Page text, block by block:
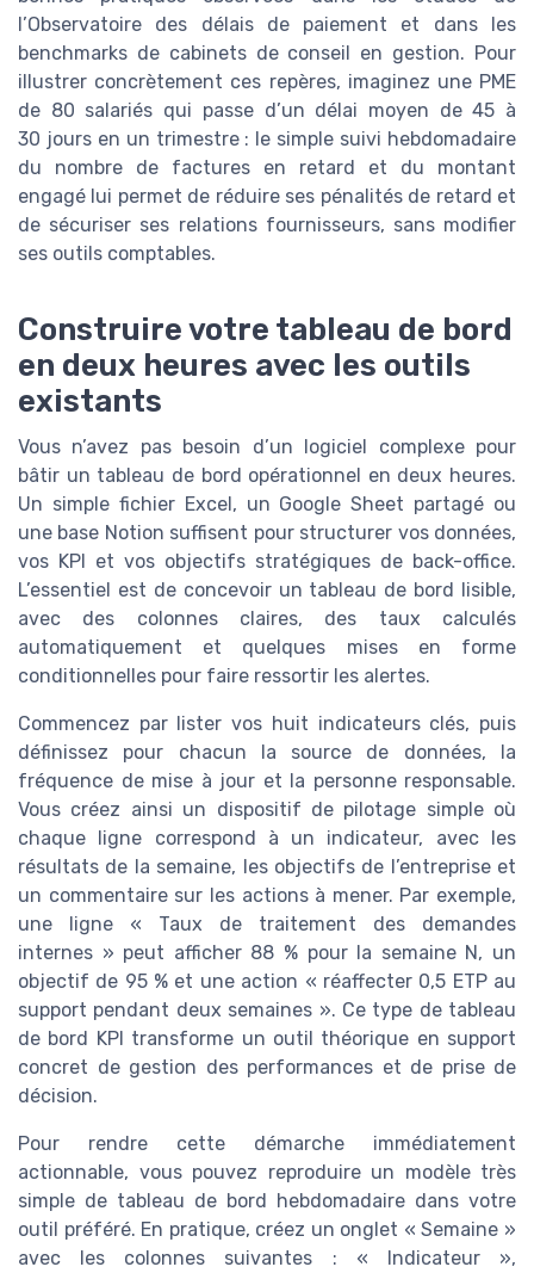
l’Observatoire des délais de paiement et dans les
benchmarks de cabinets de conseil en gestion. Pour
illustrer concrètement ces repères, imaginez une PME
de 80 salariés qui passe d’un délai moyen de 45 à
30 jours en un trimestre : le simple suivi hebdomadaire
du nombre de factures en retard et du montant
engagé lui permet de réduire ses pénalités de retard et
de sécuriser ses relations fournisseurs, sans modifier
ses outils comptables.
Construire votre tableau de bord
en deux heures avec les outils
existants
Vous n’avez pas besoin d’un logiciel complexe pour
bâtir un tableau de bord opérationnel en deux heures.
Un simple fichier Excel, un Google Sheet partagé ou
une base Notion suffisent pour structurer vos données,
vos KPI et vos objectifs stratégiques de back-office.
L’essentiel est de concevoir un tableau de bord lisible,
avec des colonnes claires, des taux calculés
automatiquement et quelques mises en forme
conditionnelles pour faire ressortir les alertes.
Commencez par lister vos huit indicateurs clés, puis
définissez pour chacun la source de données, la
fréquence de mise à jour et la personne responsable.
Vous créez ainsi un dispositif de pilotage simple où
chaque ligne correspond à un indicateur, avec les
résultats de la semaine, les objectifs de l’entreprise et
un commentaire sur les actions à mener. Par exemple,
une ligne « Taux de traitement des demandes
internes » peut afficher 88 % pour la semaine N, un
objectif de 95 % et une action « réaffecter 0,5 ETP au
support pendant deux semaines ». Ce type de tableau
de bord KPI transforme un outil théorique en support
concret de gestion des performances et de prise de
décision.
Pour rendre cette démarche immédiatement
actionnable, vous pouvez reproduire un modèle très
simple de tableau de bord hebdomadaire dans votre
outil préféré. En pratique, créez un onglet « Semaine »
avec les colonnes suivantes : « Indicateur »,